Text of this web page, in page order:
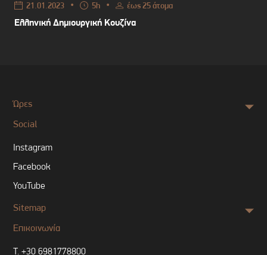
21.01.2023 • 5h • έως 25 άτομα
Ελληνική Δημιουργική Κουζίνα
Ώρες
Social
Instagram
Facebook
YouTube
Sitemap
Επικοινωνία
T. +30 6981778800